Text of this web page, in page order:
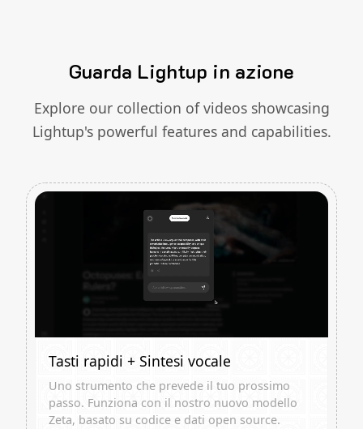
Guarda Lightup in azione
Explore our collection of videos showcasing
Lightup's powerful features and capabilities.
Tasti rapidi + Sintesi vocale
Uno strumento che prevede il tuo prossimo
passo. Funziona con il nostro nuovo modello
Zeta, basato su codice e dati open source.